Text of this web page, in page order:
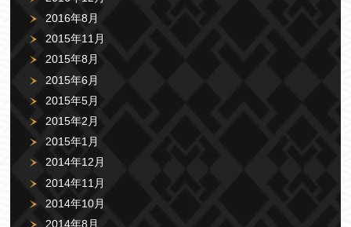
2016年8月
2015年11月
2015年8月
2015年6月
2015年5月
2015年2月
2015年1月
2014年12月
2014年11月
2014年10月
2014年8月